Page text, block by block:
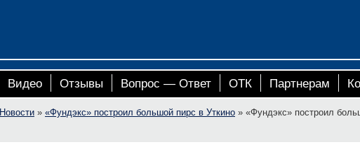
Видео Отзывы Вопрос — Ответ ОТК Партнерам
Новости » «Фундэкс» построил большой пирс в Уткино » «Фундэкс» построил